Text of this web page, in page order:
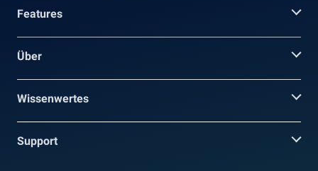
Features
Über
Wissenwertes
Support